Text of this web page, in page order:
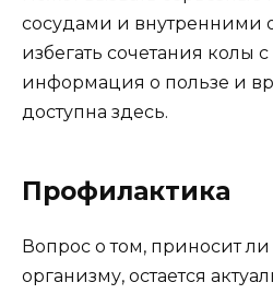
сосудами и внутренними
избегать сочетания колы
информация о пользе и
доступна здесь.
Профилактика
Вопрос о том, приносит
организму, остается